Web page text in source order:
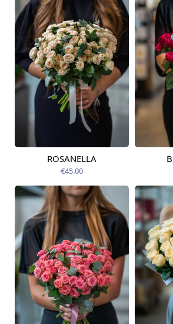
Pieejams šodien
ROSANELLA
€45.00